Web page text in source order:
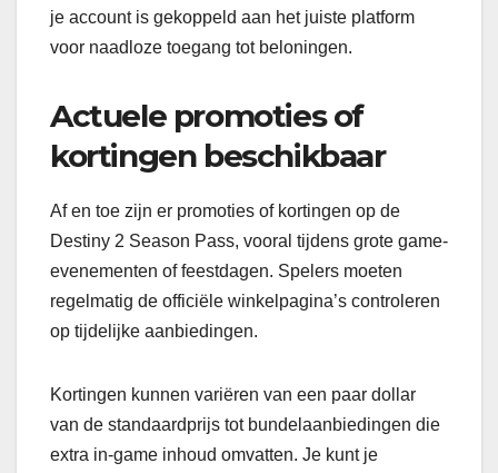
je account is gekoppeld aan het juiste platform
voor naadloze toegang tot beloningen.
Actuele promoties of
kortingen beschikbaar
Af en toe zijn er promoties of kortingen op de
Destiny 2 Season Pass, vooral tijdens grote game-
evenementen of feestdagen. Spelers moeten
regelmatig de officiële winkelpagina’s controleren
op tijdelijke aanbiedingen.
Kortingen kunnen variëren van een paar dollar
van de standaardprijs tot bundelaanbiedingen die
extra in-game inhoud omvatten. Je kunt je